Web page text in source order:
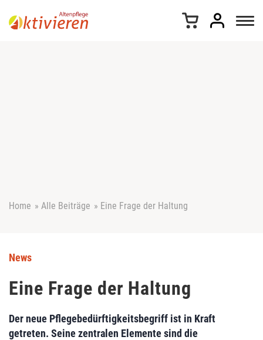
Home » Alle Beiträge » Eine Frage der Haltung
News
Eine Frage der Haltung
Der neue Pflegebedürftigkeitsbegriff ist in Kraft
getreten. Seine zentralen Elemente sind die